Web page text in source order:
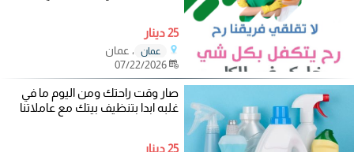
25 دينار
عمان
، عمان
07/22/2026
صار وقت راحتك ومن اليوم ما في
غلبه ابدا بتنظيف بيتك مع عاملاتنا
25 دينار